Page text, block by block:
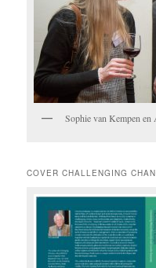
Sophie van Kempen
COVER CHALLENGING